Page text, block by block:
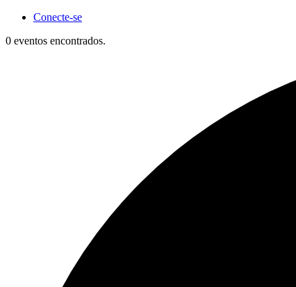
Conecte-se
0 eventos encontrados.